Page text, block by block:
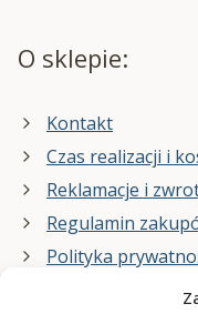
O sklepie:
Kontakt
Czas realizacji i
Reklamacje i
Regulamin
Polityka